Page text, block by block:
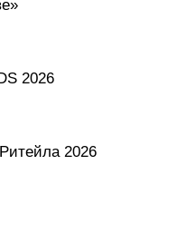
2026
2026